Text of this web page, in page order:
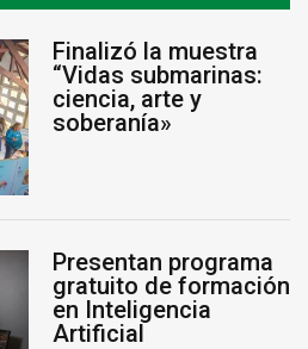
Finalizó la muestra
“Vidas submarinas:
ciencia, arte y
soberanía»
Presentan programa
gratuito de formación
en Inteligencia
Artificial